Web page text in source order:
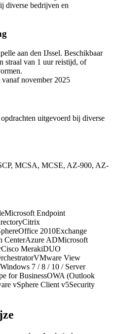
diverse bedrijven en
aan den IJssel. Beschikbaar
straal van 1 uur reistijd, of
november 2025
uitgevoerd bij diverse
MCSA, MCSE, AZ-900, AZ-
Microsoft Endpoint
Citrix
Office 2010Exchange
CenterAzure ADMicrosoft
Cisco MerakiDUO
VMware View
Windows 7 / 8 / 10 / Server
for BusinessOWA (Outlook
vSphere Client v5Security